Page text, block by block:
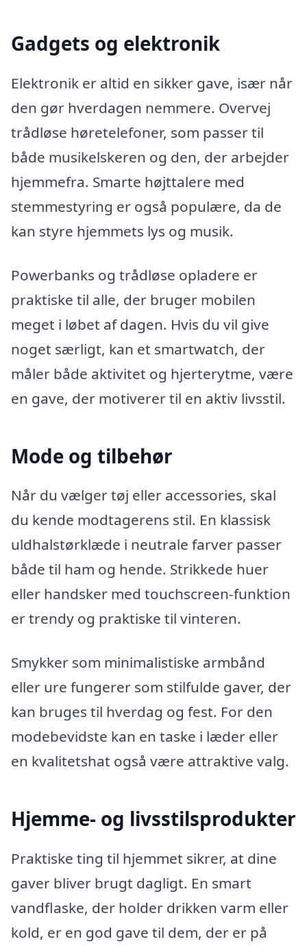
Gadgets og elektronik
Elektronik er altid en sikker gave, især når
den gør hverdagen nemmere. Overvej
trådløse høretelefoner, som passer til
både musikelskeren og den, der arbejder
hjemmefra. Smarte højttalere med
stemmestyring er også populære, da de
kan styre hjemmets lys og musik.
Powerbanks og trådløse opladere er
praktiske til alle, der bruger mobilen
meget i løbet af dagen. Hvis du vil give
noget særligt, kan et smartwatch, der
måler både aktivitet og hjerterytme, være
en gave, der motiverer til en aktiv livsstil.
Mode og tilbehør
Når du vælger tøj eller accessories, skal
du kende modtagerens stil. En klassisk
uldhalstørklæde i neutrale farver passer
både til ham og hende. Strikkede huer
eller handsker med touchscreen-funktion
er trendy og praktiske til vinteren.
Smykker som minimalistiske armbånd
eller ure fungerer som stilfulde gaver, der
kan bruges til hverdag og fest. For den
modebevidste kan en taske i læder eller
en kvalitetshat også være attraktive valg.
Hjemme- og livsstilsprodukter
Praktiske ting til hjemmet sikrer, at dine
gaver bliver brugt dagligt. En smart
vandflaske, der holder drikken varm eller
kold, er en god gave til dem, der er på